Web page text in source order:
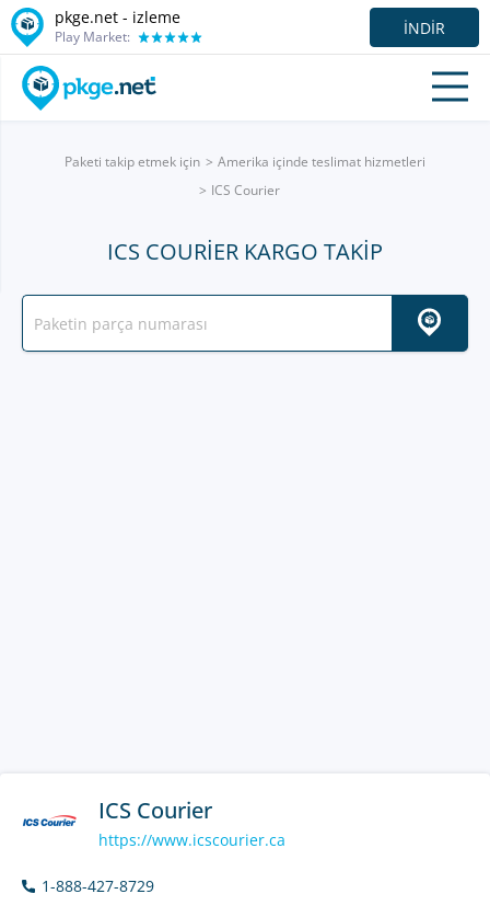
pkge.net - izleme
Play Market: İNDIR
Paketi takip etmek için
Amerika içinde teslimat hizmetleri
ICS Courier
ICS COURIER KARGO TAKIP
ICS Courier
https://www.icscourier.ca
1-888-427-8729